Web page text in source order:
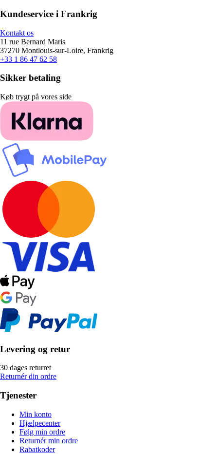
Kundeservice i Frankrig
Kontakt os
11 rue Bernard Maris
37270 Montlouis-sur-Loire, Frankrig
+33 1 86 47 62 58
Sikker betaling
Køb trygt på vores side
Levering og retur
30 dages returret
Returnér din ordre
Tjenester
Min konto
Hjælpecenter
Følg min ordre
Returnér min ordre
Rabatkoder